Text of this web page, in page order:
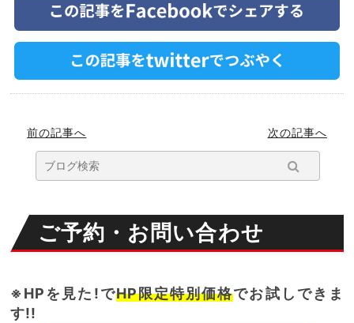
前の記事へ 次の記事へ
ご予約・お問い合わせ
※HPを見た!でHP限定特別価格でお試しできま
す!!